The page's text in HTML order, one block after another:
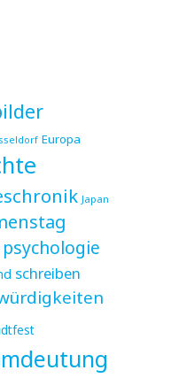
Europa
Japan
psychologie
schreiben